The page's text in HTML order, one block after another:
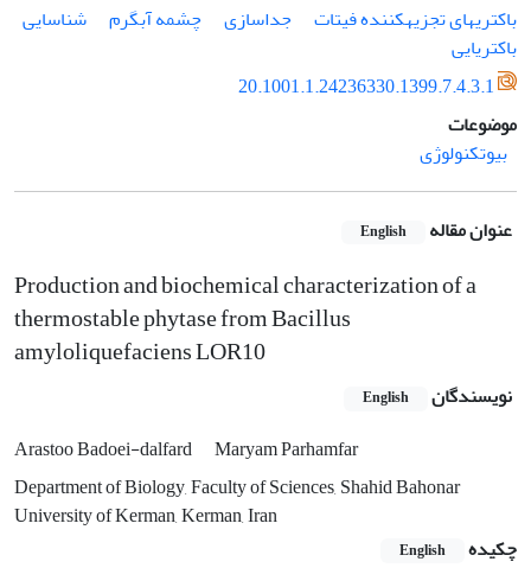
باکتری­های تجزیه­کننده فیتات
جداسازی چشمه آب­گرم
شناسایی
باکتریایی
20.1001.1.24236330.1399.7.4.3.1
موضوعات
بیوتکنولوژی
عنوان مقاله English
Production and biochemical characterization of a
thermostable phytase from Bacillus
amyloliquefaciens LOR10
نویسندگان English
Arastoo Badoei-dalfard
Maryam Parhamfar
Department of Biology, Faculty of Sciences, Shahid Bahonar
University of Kerman, Kerman, Iran
چکیده
English